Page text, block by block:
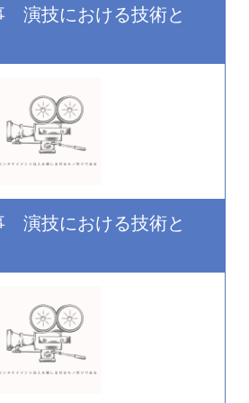
演技における技術と
演技における技術と